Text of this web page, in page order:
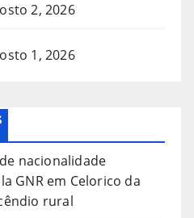
2, 2026
1, 2026
nacionalidade
GNR em Celorico da
rural